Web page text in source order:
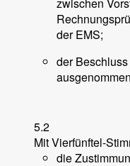
der EMS;
der
5.2
Mit Vierfünftel-
die